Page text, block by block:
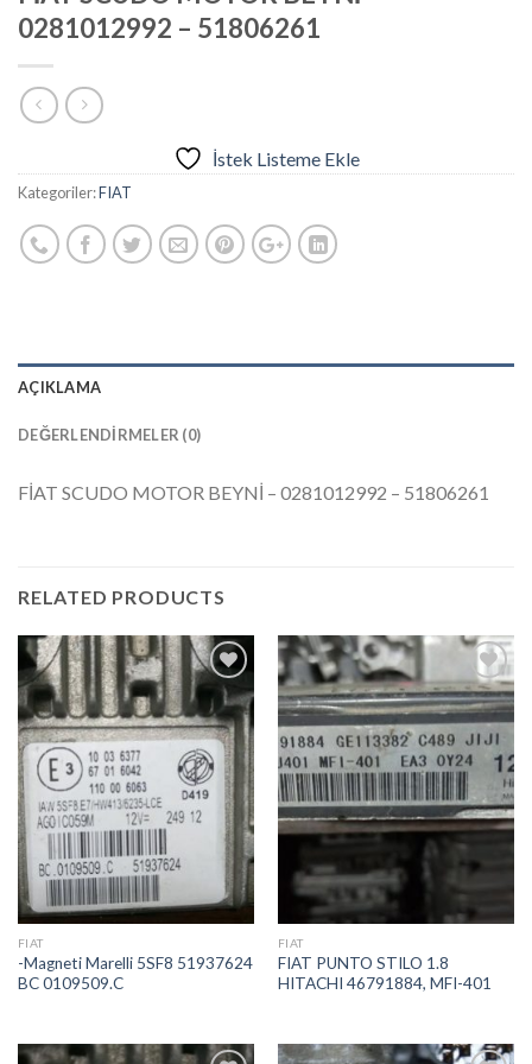
0281012992 – 51806261
İstek Listeme Ekle
Kategoriler:FIAT
AÇIKLAMA
DEĞERLENDIRMELER (0)
FİAT SCUDO MOTOR BEYNİ – 0281012992 – 51806261
RELATED PRODUCTS
İstek
Listeme
Ekle
FIAT
-Magneti Marelli 5SF8 51937624
BC 0109509.C
İstek
Listeme
Ekle
FIAT
FIAT PUNTO STILO 1.8
HITACHI 46791884, MFI-401